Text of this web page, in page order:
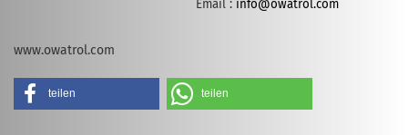
Email : info@owatrol.com
www.owatrol.com
teilen teilen